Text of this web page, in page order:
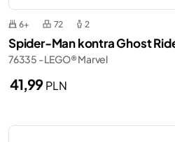
6+ 72 2
Spider-Man kontra Ghost
76335 - LEGO® Marvel
41,99PLN